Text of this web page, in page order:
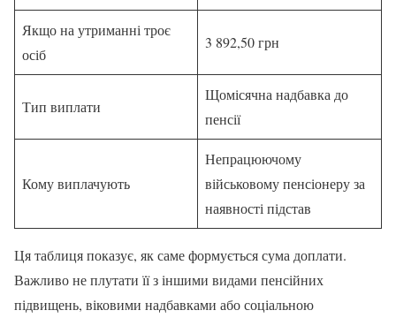
Якщо на утриманні троє
осіб
3 892,50 грн
Тип виплати
Щомісячна надбавка до
пенсії
Кому виплачують
Непрацюючому
військовому пенсіонеру за
наявності підстав
Ця таблиця показує, як саме формується сума доплати.
Важливо не плутати її з іншими видами пенсійних
підвищень, віковими надбавками або соціальною